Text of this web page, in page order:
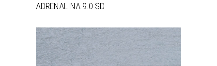
ADRENALINA 9.0 SD